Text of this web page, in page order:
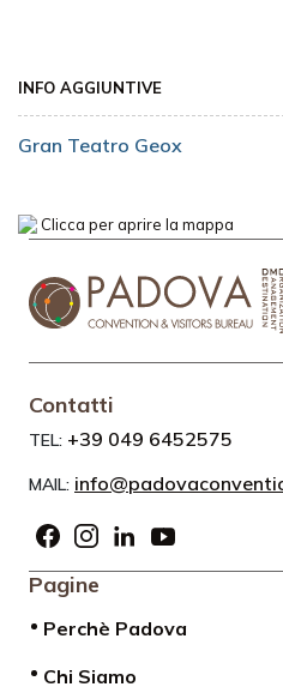
INFO AGGIUNTIVE
Gran Teatro Geox
Clicca per aprire la mappa
Contatti
TEL: +39 049 6452575
MAIL:
Pagine
Perchè Padova
Chi Siamo